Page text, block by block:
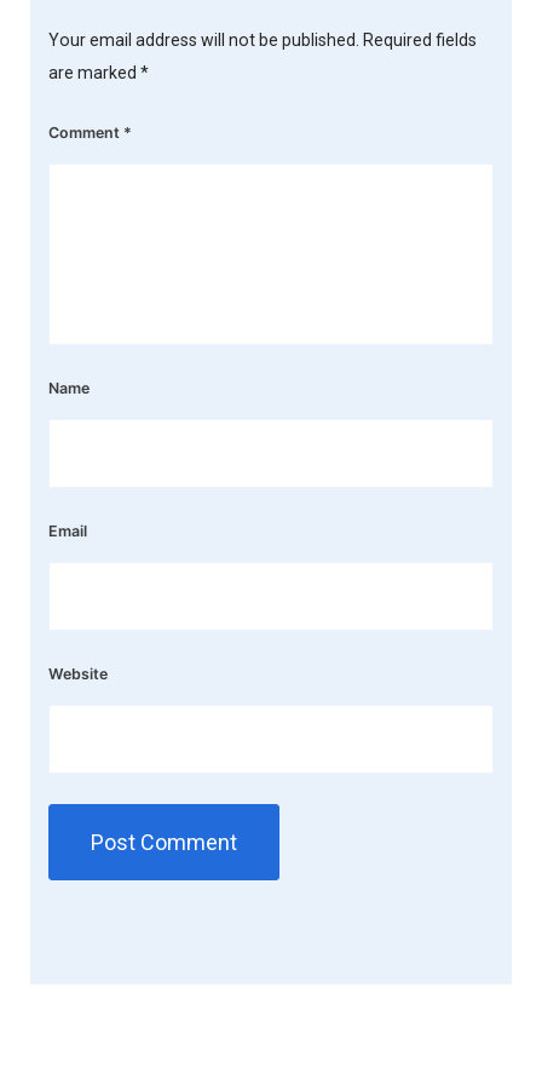
Your email address will not be published. Required fields
are marked *
Comment *
Name
Email
Website